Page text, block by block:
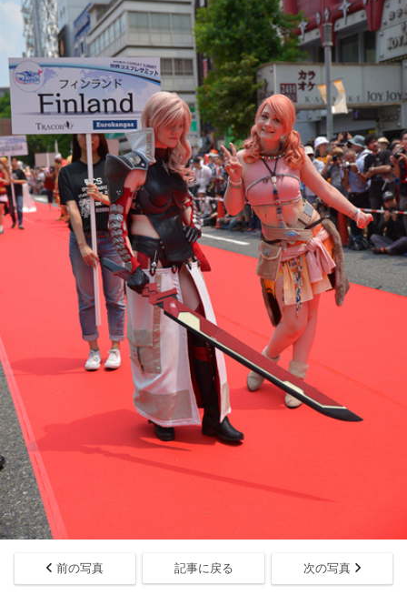
前の写真 記事に戻る 次の写真